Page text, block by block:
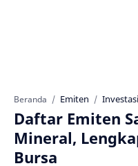
Beranda Emiten Investasi
Daftar Emiten
Mineral,
Bursa